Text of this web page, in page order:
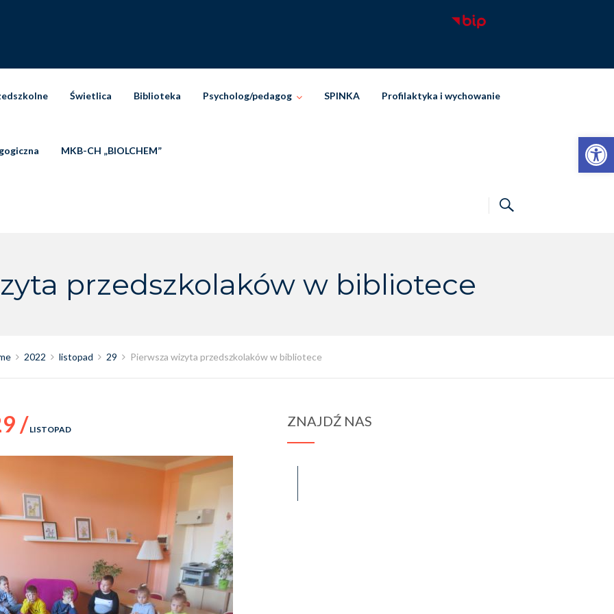
Otwórz pasek narzędzi
Świetlica Biblioteka Psycholog/pedagog SPINKA Profilaktyka i wychowanie
MKB-CH „BIOLCHEM”
przedszkolaków w bibliotece
2022 listopad 29 Pierwsza wizyta przedszkolaków w bibliotece
/ LISTOPAD
ZNAJDŹ NAS